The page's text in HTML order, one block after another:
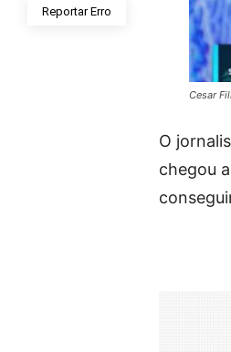
Reportar Erro
Cesar
O
chegou